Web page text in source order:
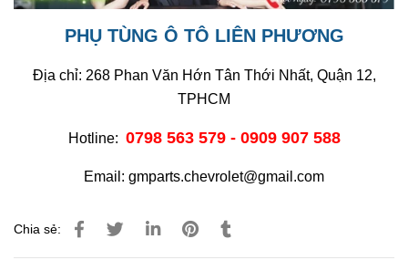
PHỤ TÙNG Ô TÔ LIÊN PHƯƠNG
Địa chỉ: 268 Phan Văn Hớn Tân Thới Nhất, Quận 12,
TPHCM
Hotline: 0798 563 579 - 0909 907 588
Email: gmparts.chevrolet@gmail.com
Chia sẻ: